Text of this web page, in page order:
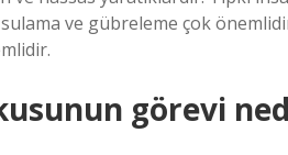
ve gübreleme çok
görevi